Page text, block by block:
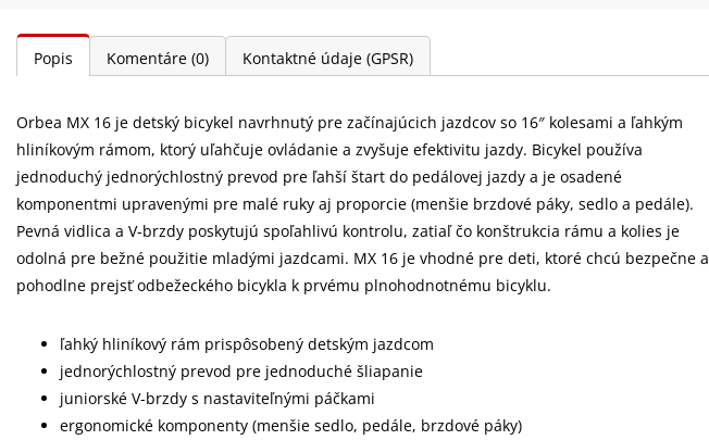
Popis Komentáre (0) Kontaktné údaje (GPSR)
Orbea MX 16 je detský bicykel navrhnutý pre začínajúcich jazdcov so 16″ kolesami a ľahkým
hliníkovým rámom, ktorý uľahčuje ovládanie a zvyšuje efektivitu jazdy. Bicykel používa
jednoduchý jednorýchlostný prevod pre ľahší štart do pedálovej jazdy a je osadené
komponentmi upravenými pre malé ruky aj proporcie (menšie brzdové páky, sedlo a pedále).
Pevná vidlica a V-brzdy poskytujú spoľahlivú kontrolu, zatiaľ čo konštrukcia rámu a kolies je
odolná pre bežné použitie mladými jazdcami. MX 16 je vhodné pre deti, ktoré chcú bezpečne a
pohodlne prejsť odbežeckého bicykla k prvému plnohodnotnému bicyklu.
ľahký hliníkový rám prispôsobený detským jazdcom
jednorýchlostný prevod pre jednoduché šliapanie
juniorské V-brzdy s nastaviteľnými páčkami
ergonomické komponenty (menšie sedlo, pedále, brzdové páky)